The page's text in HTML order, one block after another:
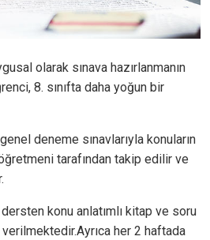
olarak sınava hazırlanmanın
8. sınıfta daha yoğun bir
deneme sınavlarıyla konuların
tarafından takip edilir ve
konu anlatımlı kitap ve soru
her 2 haftada